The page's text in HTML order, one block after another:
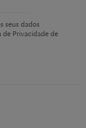
seus dados
de Privacidade de